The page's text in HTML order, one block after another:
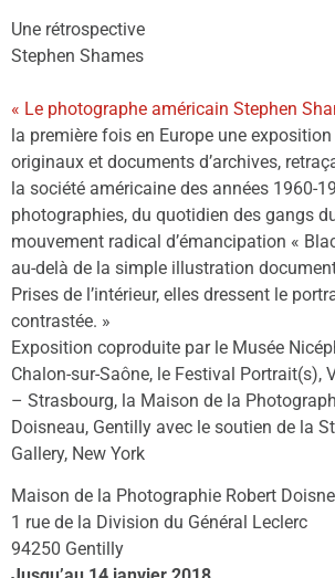
Une rétrospective
Stephen Shames
« Le photographe américain Stephen
la première fois en Europe une
originaux et documents d’archives,
la société américaine des années 1960-
photographies, du quotidien des gangs
mouvement radical d’émancipation «
au-delà de la simple illustration
Prises de l’intérieur, elles dressent le
contrastée. »
Exposition coproduite par le Musée
Chalon-sur-Saône, le Festival Portrait(s),
– Strasbourg, la Maison de la
Doisneau, Gentilly avec le soutien de la
Gallery, New York
Maison de la Photographie Robert
1 rue de la Division du Général Leclerc
94250 Gentilly